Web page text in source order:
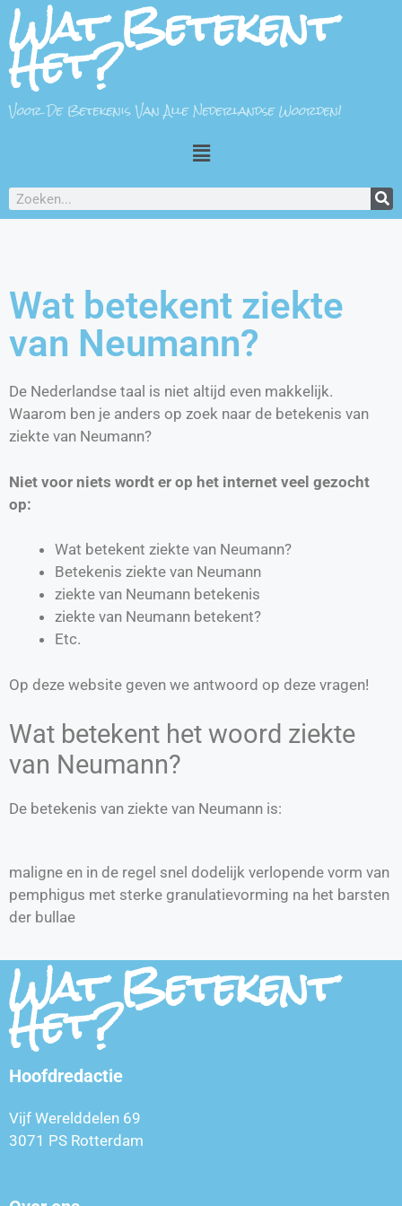
Wat Betekent
Het?
Voor De Betekenis Van Alle Nederlandse Woorden!
Wat betekent ziekte
van Neumann?
De Nederlandse taal is niet altijd even makkelijk.
Waarom ben je anders op zoek naar de betekenis van
ziekte van Neumann?
Niet voor niets wordt er op het internet veel gezocht
op:
Wat betekent ziekte van Neumann?
Betekenis ziekte van Neumann
ziekte van Neumann betekenis
ziekte van Neumann betekent?
Etc.
Op deze website geven we antwoord op deze vragen!
Wat betekent het woord ziekte
van Neumann?
De betekenis van ziekte van Neumann is:
maligne en in de regel snel dodelijk verlopende vorm van
pemphigus met sterke granulatievorming na het barsten
der bullae
Wat Betekent
Het?
Hoofdredactie
Vijf Werelddelen 69
3071 PS Rotterdam